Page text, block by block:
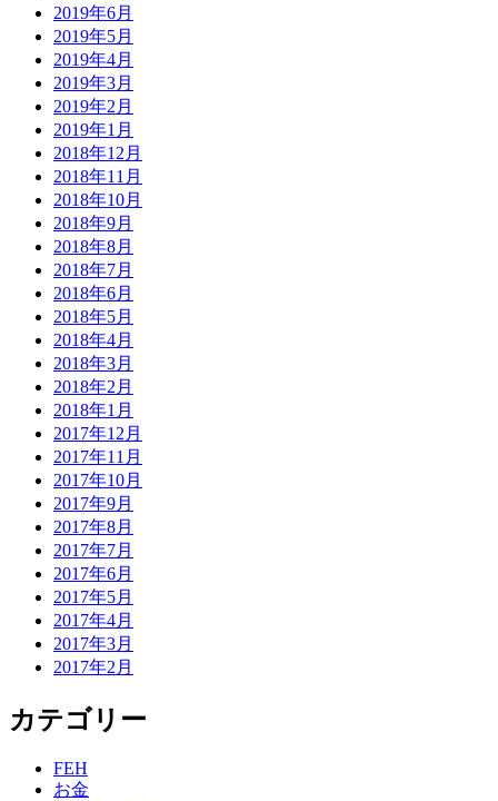
2019年6月
2019年5月
2019年4月
2019年3月
2019年2月
2019年1月
2018年12月
2018年11月
2018年10月
2018年9月
2018年8月
2018年7月
2018年6月
2018年5月
2018年4月
2018年3月
2018年2月
2018年1月
2017年12月
2017年11月
2017年10月
2017年9月
2017年8月
2017年7月
2017年6月
2017年5月
2017年4月
2017年3月
2017年2月
カテゴリー
FEH
お金